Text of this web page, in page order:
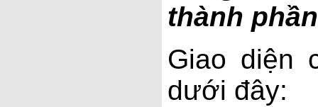
thành
Giao diện
dưới đây: